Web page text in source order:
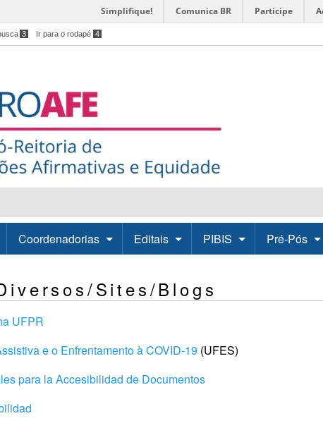
Simplifique! Comunica BR Participe
3 Ir para o rodapé 4
Coordenadorias Editais PIBIS Pré-Pós
Sites/Blogs
UFPR
e o Enfrentamento à COVID-19 (UFES)
para la Accesibilidad de Documentos